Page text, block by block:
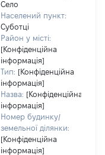
Село
Населений пункт:
Суботці
Район у місті:
[Конфіденційна
інформація]
Тип: [Конфіденційна
інформація]
Назва: [Конфіденційна
інформація]
Номер будинку/
земельної ділянки:
[Конфіденційна
інформація]